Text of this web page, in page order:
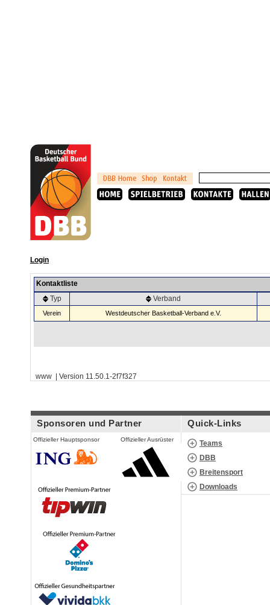
Login
Kontaktliste
Typ
Verband
Verein Westdeutscher Basketball-Verband e.V.
www | Version 11.50.1-2f7f327
Sponsoren und Partner
Offizieller Hauptsponsor Offizieller Ausrüster
Quick-Links
Teams
DBB
Breitensport
Downloads